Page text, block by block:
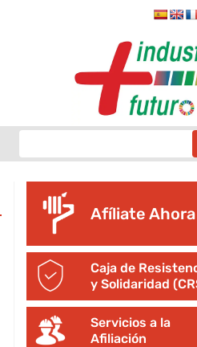
Afíliate Ahora
Caja de
y Solidaridad
Servicios a la
Afiliación